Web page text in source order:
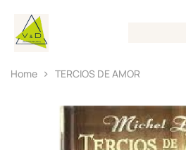
Home TERCIOS DE AMOR